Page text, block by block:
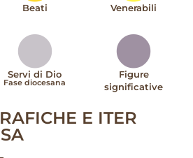
Beati Venerabili
Servi di Dio
Fase diocesana
Figure
significative
E ITER